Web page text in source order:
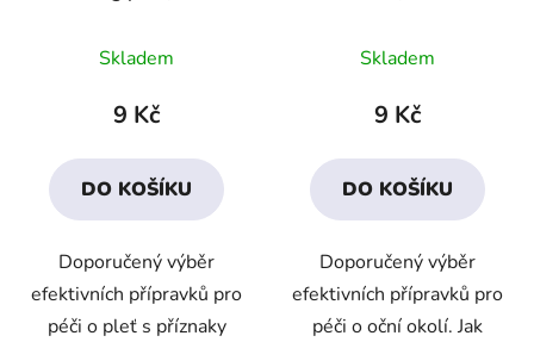
hodnocení
produktu
4,4
z
hvězdiček.
Skladem
9 Kč
DO KOŠÍKU
Doporučený výběr
efektivních přípravků pro
péči o pleť s příznaky
hodnocení
produktu
4,5
z
hvězdiček.
Skladem
9 Kč
DO KOŠÍKU
Doporučený výběr
efektivních přípravků pro
péči o oční okolí. Jak